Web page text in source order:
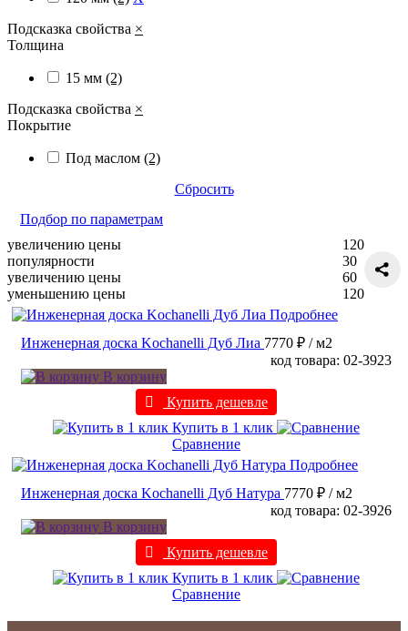
Подсказка свойства ×
Толщина
15 мм (2)
Подсказка свойства ×
Покрытие
Под маслом (2)
Сбросить
Подбор по параметрам
увеличению цены
популярности
увеличению цены
уменьшению цены
120
30
60
120
Подробнее
Инженерная доска Kochanelli Дуб Лиа 7770 ₽ / м2
код товара: 02-3923
В корзину
Купить дешевле
Купить в 1 клик
Сравнение
Подробнее
Инженерная доска Kochanelli Дуб Натура 7770 ₽ / м2
код товара: 02-3926
В корзину
Купить дешевле
Купить в 1 клик
Сравнение